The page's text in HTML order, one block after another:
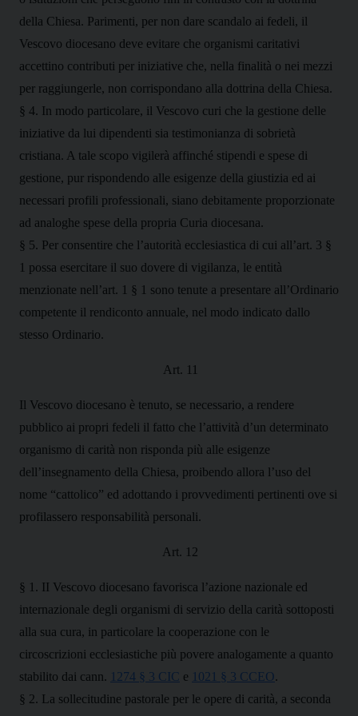
della Chiesa. Parimenti, per non dare scandalo ai fedeli, il
Vescovo diocesano deve evitare che organismi caritativi
accettino contributi per iniziative che, nella finalità o nei mezzi
per raggiungerle, non corrispondano alla dottrina della Chiesa.
§ 4. In modo particolare, il Vescovo curi che la gestione delle
iniziative da lui dipendenti sia testimonianza di sobrietà
cristiana. A tale scopo vigilerà affinché stipendi e spese di
gestione, pur rispondendo alle esigenze della giustizia ed ai
necessari profili professionali, siano debitamente proporzionate
ad analoghe spese della propria Curia diocesana.
§ 5. Per consentire che l’autorità ecclesiastica di cui all’art. 3 §
1 possa esercitare il suo dovere di vigilanza, le entità
menzionate nell’art. 1 § 1 sono tenute a presentare all’Ordinario
competente il rendiconto annuale, nel modo indicato dallo
stesso Ordinario.
Art. 11
Il Vescovo diocesano è tenuto, se necessario, a rendere
pubblico ai propri fedeli il fatto che l’attività d’un determinato
organismo di carità non risponda più alle esigenze
dell’insegnamento della Chiesa, proibendo allora l’uso del
nome “cattolico” ed adottando i provvedimenti pertinenti ove si
profilassero responsabilità personali.
Art. 12
§ 1. II Vescovo diocesano favorisca l’azione nazionale ed
internazionale degli organismi di servizio della carità sottoposti
alla sua cura, in particolare la cooperazione con le
circoscrizioni ecclesiastiche più povere analogamente a quanto
stabilito dai cann. 1274 § 3 CIC e 1021 § 3 CCEO.
§ 2. La sollecitudine pastorale per le opere di carità, a seconda